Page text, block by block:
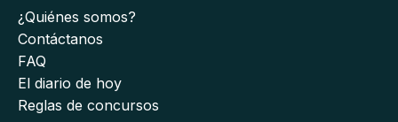
¿Quiénes somos?
Contáctanos
FAQ
El diario de hoy
Reglas de concursos